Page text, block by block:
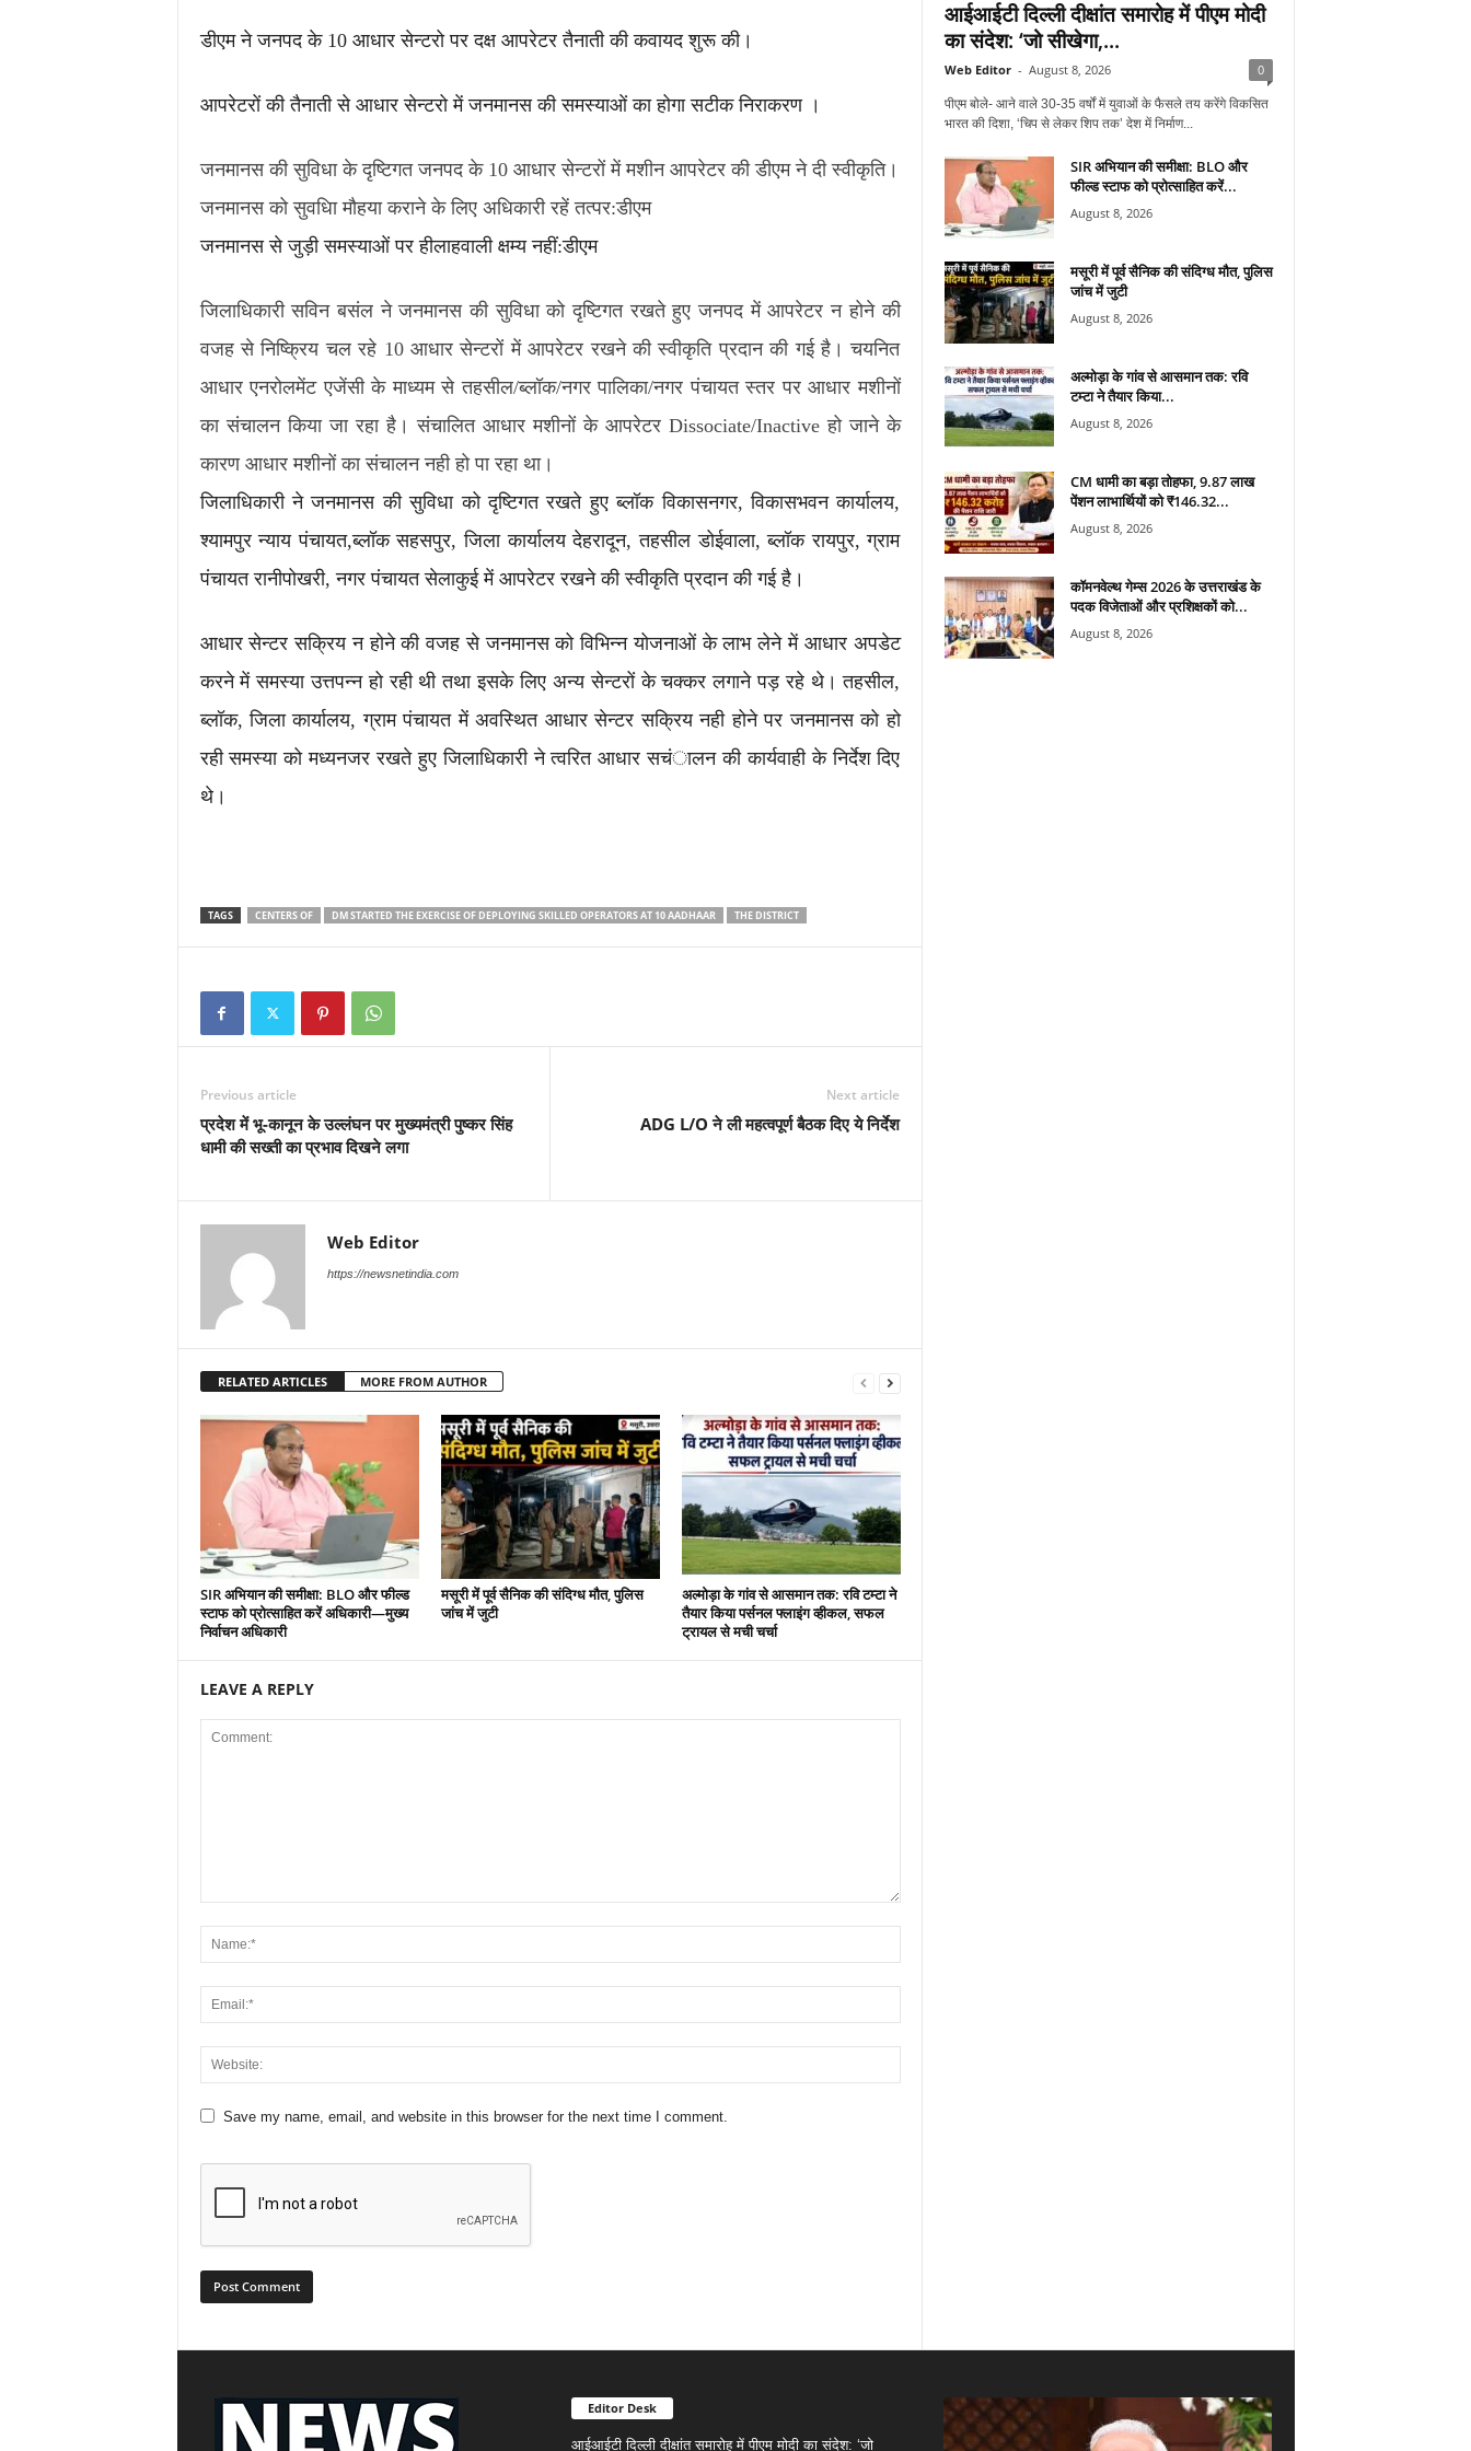
डीएम ने जनपद के 10 आधार सेन्टरो पर दक्ष आपरेटर तैनाती की कवायद शुरू की।
आपरेटरों की तैनाती से आधार सेन्टरो में जनमानस की समस्याओं का होगा सटीक निराकरण ।
जनमानस की सुविधा के दृष्टिगत जनपद के 10 आधार सेन्टरों में मशीन आपरेटर की डीएम ने दी स्वीकृति।
जनमानस को सुवधिा मौहया कराने के लिए अधिकारी रहें तत्पर:डीएम
जनमानस से जुड़ी समस्याओं पर हीलाहवाली क्षम्य नहीं:डीएम
जिलाधिकारी सविन बसंल ने जनमानस की सुविधा को दृष्टिगत रखते हुए जनपद में आपरेटर न होने की
वजह से निष्क्रिय चल रहे 10 आधार सेन्टरों में आपरेटर रखने की स्वीकृति प्रदान की गई है। चयनित
आधार एनरोलमेंट एजेंसी के माध्यम से तहसील/ब्लॉक/नगर पालिका/नगर पंचायत स्तर पर आधार मशीनों
का संचालन किया जा रहा है। संचालित आधार मशीनों के आपरेटर Dissociate/Inactive हो जाने के
कारण आधार मशीनों का संचालन नही हो पा रहा था।
जिलाधिकारी ने जनमानस की सुविधा को दृष्टिगत रखते हुए ब्लॉक विकासनगर, विकासभवन कार्यालय,
श्यामपुर न्याय पंचायत,ब्लॉक सहसपुर, जिला कार्यालय देहरादून, तहसील डोईवाला, ब्लॉक रायपुर, ग्राम
पंचायत रानीपोखरी, नगर पंचायत सेलाकुई में आपरेटर रखने की स्वीकृति प्रदान की गई है।
आधार सेन्टर सक्रिय न होने की वजह से जनमानस को विभिन्न योजनाओं के लाभ लेने में आधार अपडेट
करने में समस्या उत्तपन्न हो रही थी तथा इसके लिए अन्य सेन्टरों के चक्कर लगाने पड़ रहे थे। तहसील,
ब्लॉक, जिला कार्यालय, ग्राम पंचायत में अवस्थित आधार सेन्टर सक्रिय नही होने पर जनमानस को हो
रही समस्या को मध्यनजर रखते हुए जिलाधिकारी ने त्वरित आधार सचंालन की कार्यवाही के निर्देश दिए
थे।
TAGS CENTERS OF DM STARTED THE EXERCISE OF DEPLOYING SKILLED OPERATORS AT 10 AADHAAR THE DISTRICT
Previous article
प्रदेश में भू-कानून के उल्लंघन पर मुख्यमंत्री पुष्कर सिंह
धामी की सख्ती का प्रभाव दिखने लगा
Next article
ADG L/O ने ली महत्वपूर्ण बैठक दिए ये निर्देश
Web Editor
https://newsnetindia.com
RELATED ARTICLES MORE FROM AUTHOR
SIR अभियान की समीक्षा: BLO और फील्ड
स्टाफ को प्रोत्साहित करें अधिकारी—मुख्य
निर्वाचन अधिकारी
मसूरी में पूर्व सैनिक की संदिग्ध मौत, पुलिस
जांच में जुटी
अल्मोड़ा के गांव से आसमान तक: रवि टम्टा ने
तैयार किया पर्सनल फ्लाइंग व्हीकल, सफल
ट्रायल से मची चर्चा
LEAVE A REPLY
Save my name, email, and website in this browser for the next time I comment.
आईआईटी दिल्ली दीक्षांत समारोह में पीएम मोदी
का संदेश: ‘जो सीखेगा,...
Web Editor - August 8, 2026 0
पीएम बोले- आने वाले 30-35 वर्षों में युवाओं के फैसले तय करेंगे विकसित
भारत की दिशा, ‘चिप से लेकर शिप तक’ देश में निर्माण...
SIR अभियान की समीक्षा: BLO और
फील्ड स्टाफ को प्रोत्साहित करें...
August 8, 2026
मसूरी में पूर्व सैनिक की संदिग्ध मौत, पुलिस
जांच में जुटी
August 8, 2026
अल्मोड़ा के गांव से आसमान तक: रवि
टम्टा ने तैयार किया...
August 8, 2026
CM धामी का बड़ा तोहफा, 9.87 लाख
पेंशन लाभार्थियों को ₹146.32...
August 8, 2026
कॉमनवेल्थ गेम्स 2026 के उत्तराखंड के
पदक विजेताओं और प्रशिक्षकों को...
August 8, 2026
Editor Desk
आईआईटी दिल्ली दीक्षांत समारोह में पीएम मोदी का संदेश: ‘जो